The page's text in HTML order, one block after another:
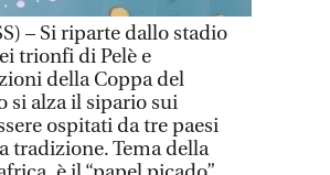
– Si riparte dallo stadio
trionfi di Pelè e
della Coppa del
si alza il sipario sui
ospitati da tre paesi
tradizione. Tema della